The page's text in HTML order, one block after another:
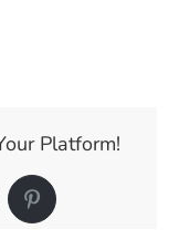
Platform!
Pinterest